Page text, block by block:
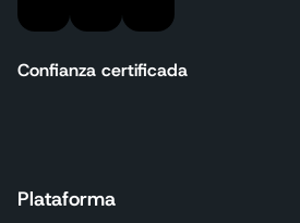
Confianza certificada
Plataforma